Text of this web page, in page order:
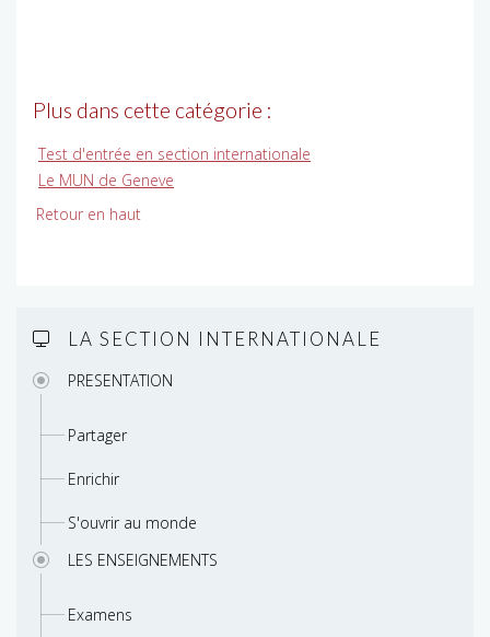
Plus dans cette catégorie :
Test d'entrée en section internationale
Le MUN de Geneve
Retour en haut
LA SECTION INTERNATIONALE
PRESENTATION
Partager
Enrichir
S'ouvrir au monde
LES ENSEIGNEMENTS
Examens